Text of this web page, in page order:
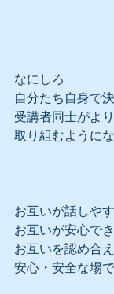
なにしろ
自分たち自身で
受講者同士がよ
取り組むように
お互いが話しや
お互いが安心で
お互いを認め合
安心・安全な場で